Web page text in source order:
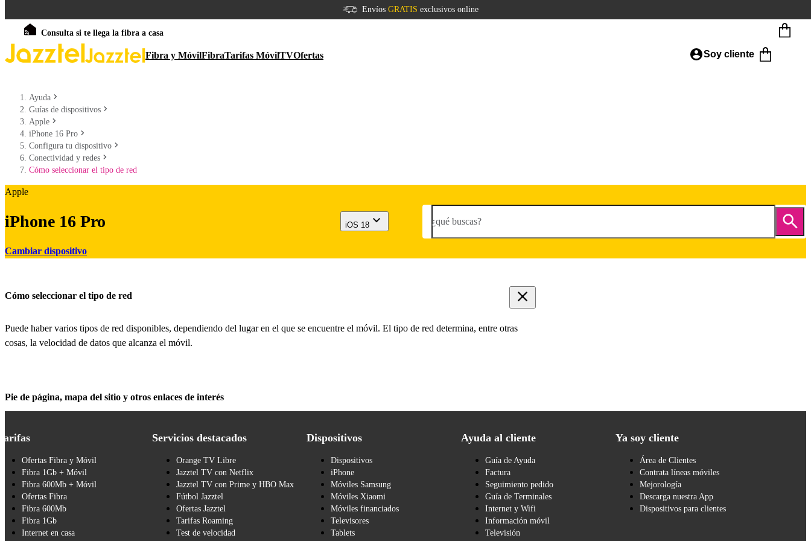
Envíos GRATIS exclusivos online
Consulta si te llega la fibra a casa
Fibra y MóvilFibraTarifas MóvilTVOfertas Soy cliente
Ayuda
Guías de dispositivos
Apple
iPhone 16 Pro
Configura tu dispositivo
Conectividad y redes
Cómo seleccionar el tipo de red
Apple
iPhone 16 Pro
Cambiar dispositivo
iOS 18 ¿qué buscas?
Cómo seleccionar el tipo de red
Puede haber varios tipos de red disponibles, dependiendo del lugar en el que se encuentre el móvil. El tipo de red determina, entre otras
cosas, la velocidad de datos que alcanza el móvil.
Pie de página, mapa del sitio y otros enlaces de interés
Ofertas Fibra y Móvil
Fibra 1Gb + Móvil
Fibra 600Mb + Móvil
Ofertas Fibra
Fibra 600Mb
Fibra 1Gb
Internet en casa
Servicios destacados
Orange TV Libre
Jazztel TV con Netflix
Jazztel TV con Prime y HBO Max
Fútbol Jazztel
Ofertas Jazztel
Tarifas Roaming
Test de velocidad
Dispositivos
Dispositivos
iPhone
Móviles Samsung
Móviles Xiaomi
Móviles financiados
Televisores
Tablets
Ayuda al cliente
Guía de Ayuda
Factura
Seguimiento pedido
Guía de Terminales
Internet y Wifi
Información móvil
Televisión
Ya soy cliente
Área de Clientes
Contrata líneas móviles
Mejorología
Descarga nuestra App
Dispositivos para clientes